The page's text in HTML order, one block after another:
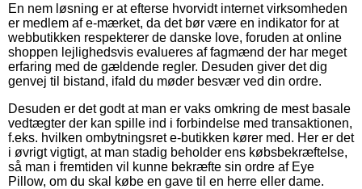
En nem løsning er at efterse hvorvidt internet virksomheden
er medlem af e-mærket, da det bør være en indikator for at
webbutikken respekterer de danske love, foruden at online
shoppen lejlighedsvis evalueres af fagmænd der har meget
erfaring med de gældende regler. Desuden giver det dig
genvej til bistand, ifald du møder besvær ved din ordre.
Desuden er det godt at man er vaks omkring de mest basale
vedtægter der kan spille ind i forbindelse med transaktionen,
f.eks. hvilken ombytningsret e-butikken kører med. Her er det
i øvrigt vigtigt, at man stadig beholder ens købsbekræftelse,
så man i fremtiden vil kunne bekræfte sin ordre af Eye
Pillow, om du skal købe en gave til en herre eller dame.